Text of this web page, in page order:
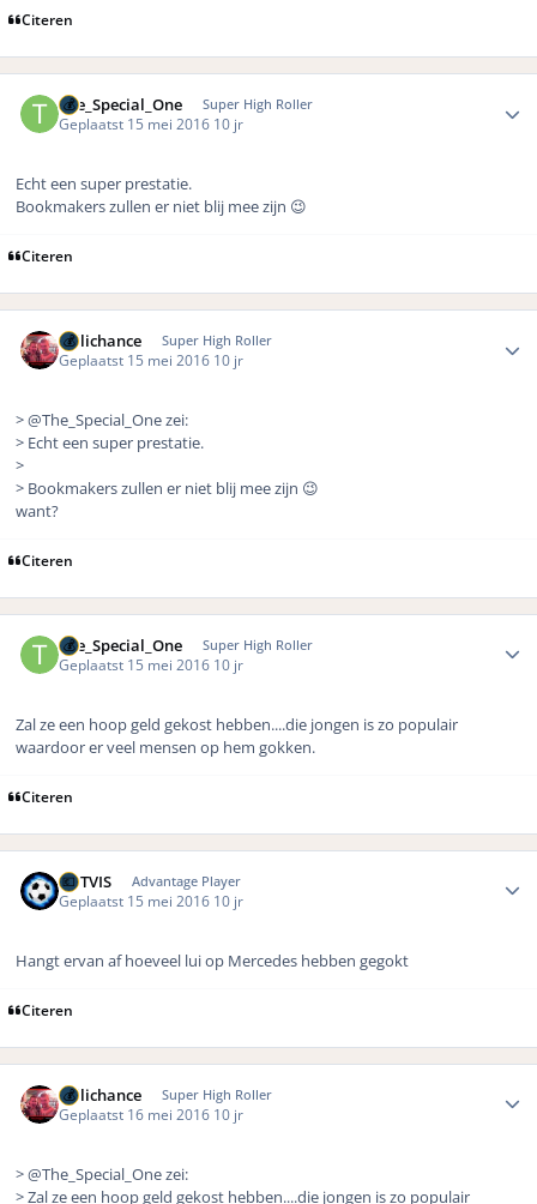
Citeren
The_Special_One Super High Roller
Geplaatst 15 mei 2016 10 jr
Echt een super prestatie.
Bookmakers zullen er niet blij mee zijn 😉
Citeren
Hillichance Super High Roller
Geplaatst 15 mei 2016 10 jr
> @The_Special_One zei:
> Echt een super prestatie.
>
> Bookmakers zullen er niet blij mee zijn 😉
want?
Citeren
The_Special_One Super High Roller
Geplaatst 15 mei 2016 10 jr
Zal ze een hoop geld gekost hebben....die jongen is zo populair
waardoor er veel mensen op hem gokken.
Citeren
ROTVIS Advantage Player
Geplaatst 15 mei 2016 10 jr
Hangt ervan af hoeveel lui op Mercedes hebben gegokt
Citeren
Hillichance Super High Roller
Geplaatst 16 mei 2016 10 jr
> @The_Special_One zei:
> Zal ze een hoop geld gekost hebben....die jongen is zo populair